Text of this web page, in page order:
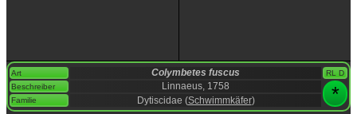
Art Colymbetes fuscus
RL D
Beschreiber
Linnaeus, 1758 *
Familie Dytiscidae (Schwimmkäfer)